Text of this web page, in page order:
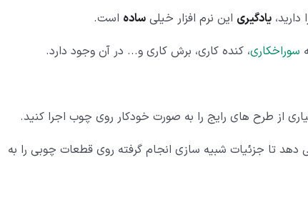
یادگیری این نرم افزار خیلی ساده است.
سوراخکاری، کنده کاری، برش کاری و... در آن وجود دارد.
از طرح های رایج را به صورت خودکار روی چوب اجرا کنید.
دهد تا جزئیات شبیه سازی انجام گرفته روی قطعات چوبی را به